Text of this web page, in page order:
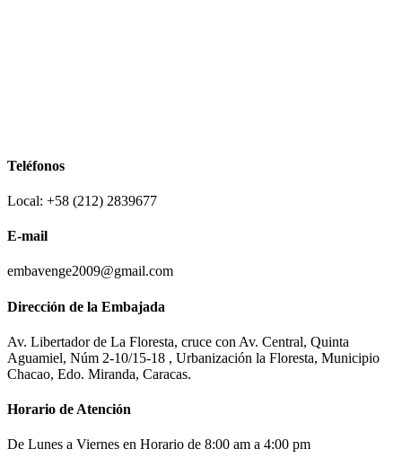
Teléfonos
Local: +58 (212) 2839677
E-mail
embavenge2009@gmail.com
Dirección de la Embajada
Av. Libertador de La Floresta, cruce con Av. Central, Quinta
Aguamiel, Núm 2-10/15-18 , Urbanización la Floresta, Municipio
Chacao, Edo. Miranda, Caracas.
Horario de Atención
De Lunes a Viernes en Horario de 8:00 am a 4:00 pm